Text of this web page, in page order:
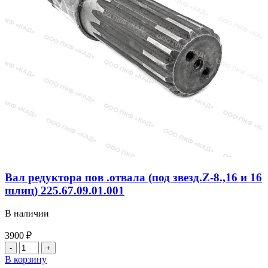
Вал редуктора пов .отвала (под звезд.Z-8.,16 и 16
шлиц) 225.67.09.01.001
В наличии
3900 ₽
Количество
товара
В корзину